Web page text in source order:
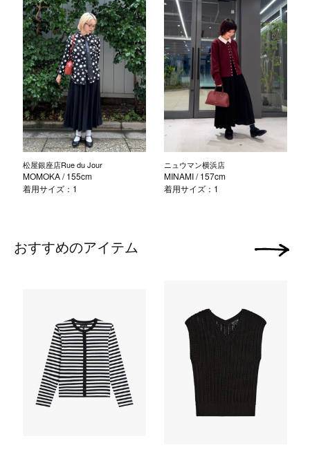
松屋銀座店Rue du Jour
MOMOKA/ 155cm
着用サイズ：1
ニュウマン横浜店
MINAMI/ 157cm
着用サイズ：1
おすすめのアイテム 次の画像